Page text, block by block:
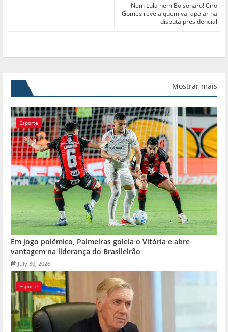
Nem Lula nem Bolsonaro! Ciro
Gomes revela quem vai apoiar na
disputa presidencial
Mostrar mais
Esporte
Em jogo polêmico, Palmeiras goleia o Vitória e abre
vantagem na liderança do Brasileirão
July 30, 2026
Esporte